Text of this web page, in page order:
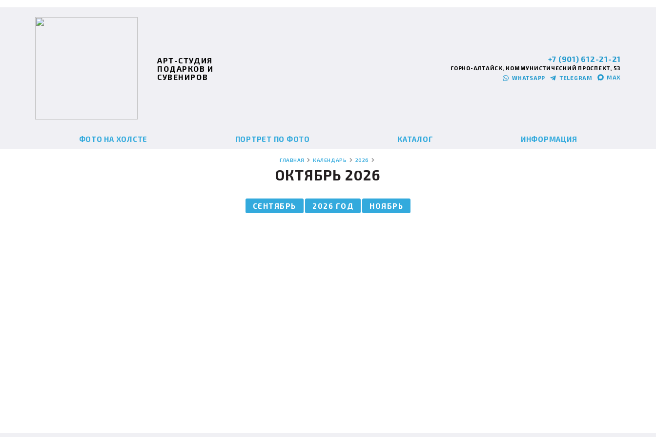
АРТ-СТУДИЯ
ПОДАРКОВ И
СУВЕНИРОВ
+7 (901) 612-21-21
ГОРНО-АЛТАЙСК, КОММУНИСТИЧЕСКИЙ ПРОСПЕКТ, 53
WHATSAPP
TELEGRAM MAX
ФОТО НА ХОЛСТЕ ПОРТРЕТ ПО ФОТО КАТАЛОГ ИНФОРМАЦИЯ
ГЛАВНАЯ КАЛЕНДАРЬ 2026
ОКТЯБРЬ 2026
СЕНТЯБРЬ 2026 ГОД НОЯБРЬ